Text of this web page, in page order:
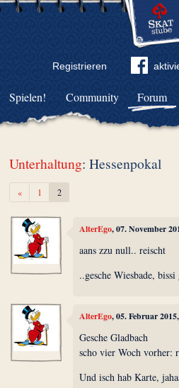
Registrieren
Community Forum
Spielen!
Unterhaltung: Hessenpokal
«Zurück1 2
AlterEgo, 07. November
aans zzu null.. reischt
..gesche Wiesbade,
AlterEgo, 05. Februar
Gesche Gladbach
scho vier Woch vorher:
Und isch hab Karte,